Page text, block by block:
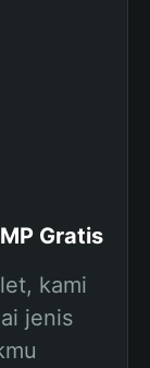
Gratis
kami
jenis